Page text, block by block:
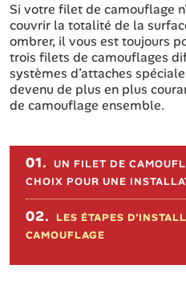
Si votre filet de camouflage
couvrir la totalité de la
ombrer, il vous est toujours
trois filets de camouflages
systèmes d’attaches
devenu de plus en plus
de camouflage ensemble.
Sommaire de
01. UN FILET DE
CHOIX POUR UNE
02. LES ÉTAPES
CAMOUFLAGE